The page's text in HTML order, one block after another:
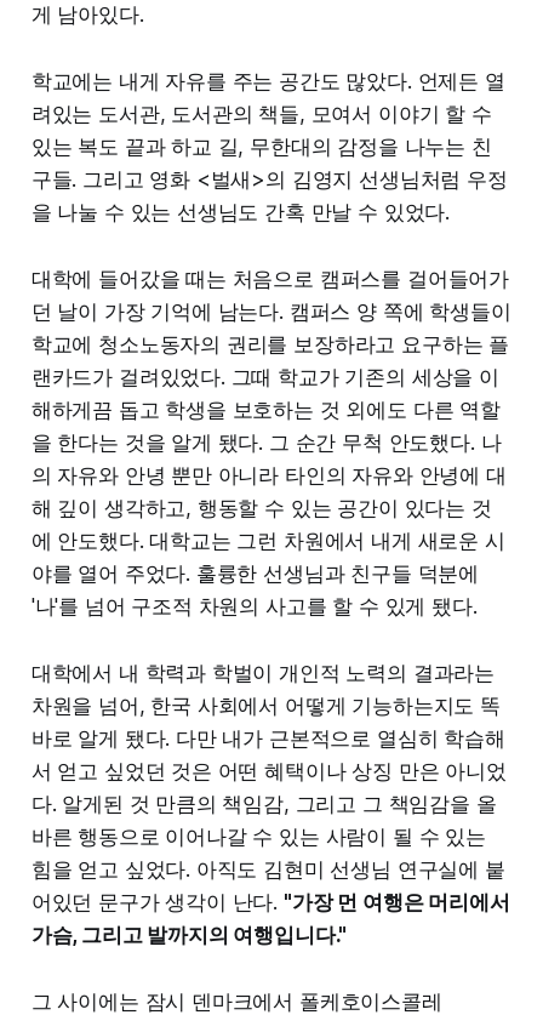
게 남아있다.
학교에는 내게 자유를 주는 공간도 많았다. 언제든 열
려있는 도서관, 도서관의 책들, 모여서 이야기 할 수
있는 복도 끝과 하교 길, 무한대의 감정을 나누는 친
구들. 그리고 영화 <벌새>의 김영지 선생님처럼 우정
을 나눌 수 있는 선생님도 간혹 만날 수 있었다.
대학에 들어갔을 때는 처음으로 캠퍼스를 걸어들어가
던 날이 가장 기억에 남는다. 캠퍼스 양 쪽에 학생들이
학교에 청소노동자의 권리를 보장하라고 요구하는 플
랜카드가 걸려있었다. 그때 학교가 기존의 세상을 이
해하게끔 돕고 학생을 보호하는 것 외에도 다른 역할
을 한다는 것을 알게 됐다. 그 순간 무척 안도했다. 나
의 자유와 안녕 뿐만 아니라 타인의 자유와 안녕에 대
해 깊이 생각하고, 행동할 수 있는 공간이 있다는 것
에 안도했다. 대학교는 그런 차원에서 내게 새로운 시
야를 열어 주었다. 훌륭한 선생님과 친구들 덕분에
'나'를 넘어 구조적 차원의 사고를 할 수 있게 됐다.
대학에서 내 학력과 학벌이 개인적 노력의 결과라는
차원을 넘어, 한국 사회에서 어떻게 기능하는지도 똑
바로 알게 됐다. 다만 내가 근본적으로 열심히 학습해
서 얻고 싶었던 것은 어떤 혜택이나 상징 만은 아니었
다. 알게된 것 만큼의 책임감, 그리고 그 책임감을 올
바른 행동으로 이어나갈 수 있는 사람이 될 수 있는
힘을 얻고 싶었다. 아직도 김현미 선생님 연구실에 붙
어있던 문구가 생각이 난다. "가장 먼 여행은 머리에서
가슴, 그리고 발까지의 여행입니다."
그 사이에는 잠시 덴마크에서 폴케호이스콜레